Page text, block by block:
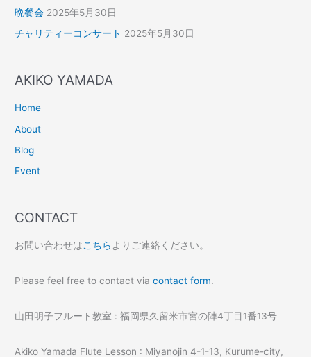
晩餐会 2025年5月30日
チャリティーコンサート 2025年5月30日
AKIKO YAMADA
Home
About
Blog
Event
CONTACT
お問い合わせはこちら よりご連絡ください。
Please feel free to contact viacontact form.
山田明子フルート教室 : 福岡県久留米市宮の陣4丁目1番13号
Akiko Yamada Flute Lesson : Miyanojin 4-1-13, Kurume-city,